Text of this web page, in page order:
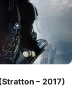
– 2017)